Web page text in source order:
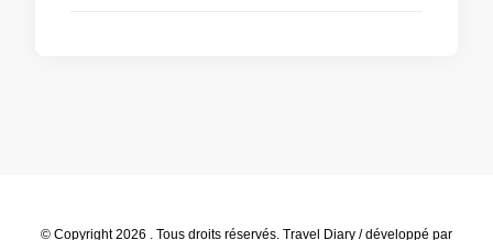
© Copyright 2026 . Tous droits réservés. Travel Diary / développé par